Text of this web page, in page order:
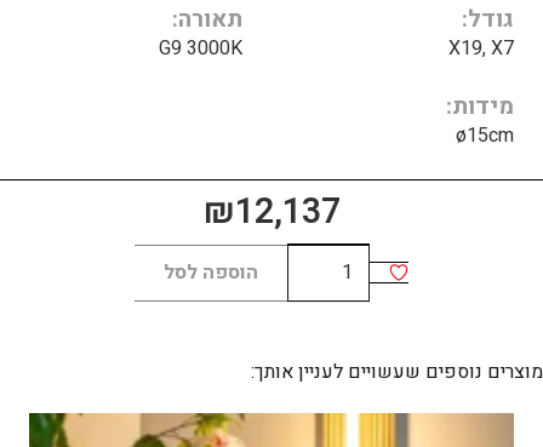
גודל
X19, X7
תאורה
G9 3000K
מידות
ø15cm
₪12,137
כמות
של
ALABASTER
הוספה לסל
מוצרים נוספים שעשויים לעניין אותך: